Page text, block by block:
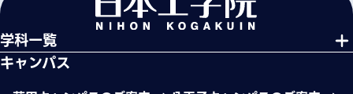
学科一覧
キャンパス